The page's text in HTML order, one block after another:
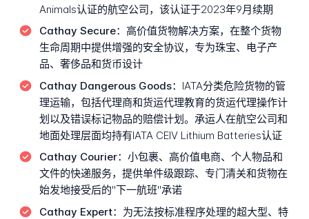
Animals认证的航空公司，该认证于2023年9月续期
Cathay Secure： 高价值货物解决方案，在整个货物
生命周期中提供增强的安全协议，专为珠宝、电子产
品、奢侈品和货币设计
Cathay Dangerous Goods： IATA分类危险货物的管
理运输，包括代理商和货运代理教育的货运代理操作计
划以及错误标记物品的赔偿计划。承运人在航空公司和
地面处理层面均持有IATA CEIV Lithium Batteries认证
Cathay Courier： 小包裹、高价值电商、个人物品和
文件的快递服务，提供单件级跟踪、专门清关和货物在
始发地接受后的"下一航班"承诺
Cathay Expert： 为无法按标准程序处理的超大型、特